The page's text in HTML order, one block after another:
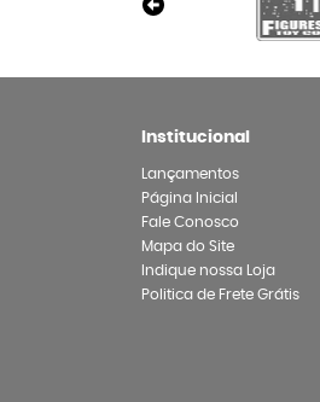
Institucional
Lançamentos
Página Inicial
Fale Conosco
Mapa do Site
Indique nossa Loja
Politica de Frete Grátis